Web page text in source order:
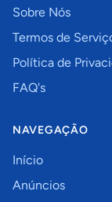
Sobre Nós
Termos de
Política de
FAQ's
NAVEGAÇÃO
Início
Anúncios